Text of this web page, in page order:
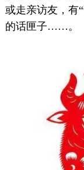
或走亲访友，有
的话匣子……。